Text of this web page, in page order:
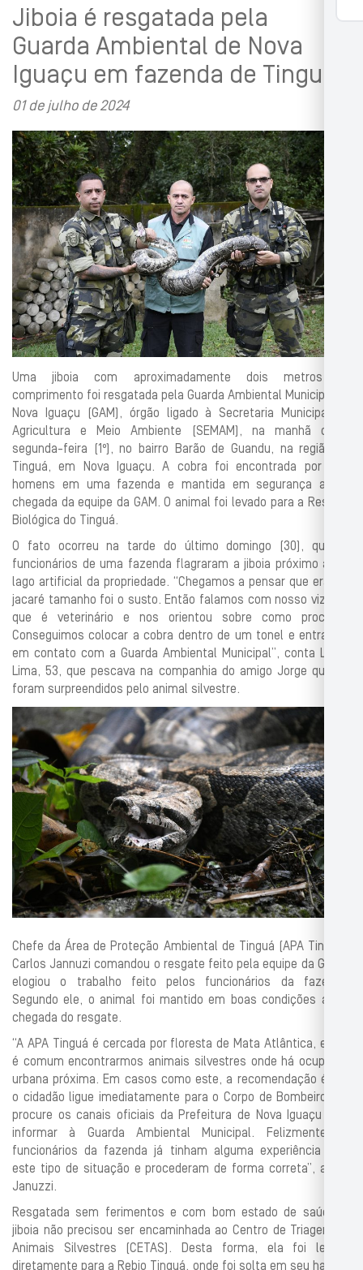
Jiboia é resgatada pela
Guarda Ambiental de Nova
Iguaçu em fazenda de Tinguá
01 de julho de 2024
Uma jiboia com aproximadamente dois metros de
comprimento foi resgatada pela Guarda Ambiental Municipal de
Nova Iguaçu (GAM), órgão ligado à Secretaria Municipal de
Agricultura e Meio Ambiente (SEMAM), na manhã desta
segunda-feira (1º), no bairro Barão de Guandu, na região do
Tinguá, em Nova Iguaçu. A cobra foi encontrada por dois
homens em uma fazenda e mantida em segurança até a
chegada da equipe da GAM. O animal foi levado para a Reserva
Biológica do Tinguá.
O fato ocorreu na tarde do último domingo (30), quando
funcionários de uma fazenda flagraram a jiboia próximo a um
lago artificial da propriedade. “Chegamos a pensar que era um
jacaré tamanho foi o susto. Então falamos com nosso vizinho,
que é veterinário e nos orientou sobre como proceder.
Conseguimos colocar a cobra dentro de um tonel e entramos
em contato com a Guarda Ambiental Municipal”, conta Luciel
Lima, 53, que pescava na companhia do amigo Jorge quando
foram surpreendidos pelo animal silvestre.
Chefe da Área de Proteção Ambiental de Tinguá (APA Tinguá),
Carlos Jannuzi comandou o resgate feito pela equipe da GAM e
elogiou o trabalho feito pelos funcionários da fazenda.
Segundo ele, o animal foi mantido em boas condições até a
chegada do resgate.
“A APA Tinguá é cercada por floresta de Mata Atlântica, então
é comum encontrarmos animais silvestres onde há ocupação
urbana próxima. Em casos como este, a recomendação é que
o cidadão ligue imediatamente para o Corpo de Bombeiros ou
procure os canais oficiais da Prefeitura de Nova Iguaçu para
informar à Guarda Ambiental Municipal. Felizmente os
funcionários da fazenda já tinham alguma experiência com
este tipo de situação e procederam de forma correta”, avalia
Januzzi.
Resgatada sem ferimentos e com bom estado de saúde, a
jiboia não precisou ser encaminhada ao Centro de Triagem de
Animais Silvestres (CETAS). Desta forma, ela foi levada
diretamente para a Rebio Tinguá, onde foi solta em seu habitat